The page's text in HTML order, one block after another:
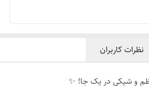
نظرات کاربران
و شیکی در یک جا! ✨